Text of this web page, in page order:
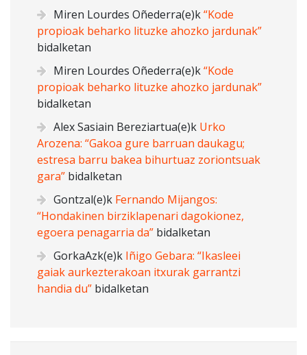
Miren Lourdes Oñederra(e)k“Kode
propioak beharko lituzke ahozko jardunak”
bidalketan
Miren Lourdes Oñederra(e)k“Kode
propioak beharko lituzke ahozko jardunak”
bidalketan
Alex Sasiain Bereziartua(e)k Urko
Arozena: “Gakoa gure barruan daukagu;
estresa barru bakea bihurtuaz zoriontsuak
gara” bidalketan
Gontzal(e)k Fernando Mijangos:
“Hondakinen birziklapenari dagokionez,
egoera penagarria da” bidalketan
GorkaAzk(e)k Iñigo Gebara: “Ikasleei
gaiak aurkezterakoan itxurak garrantzi
handia du” bidalketan